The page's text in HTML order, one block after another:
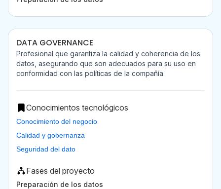
DATA GOVERNANCE
Profesional que garantiza la calidad y coherencia de los
datos, asegurando que son adecuados para su uso en
conformidad con las políticas de la compañía.
Conocimientos tecnológicos
Conocimiento del negocio
Calidad y gobernanza
Seguridad del dato
Fases del proyecto
Preparación de los datos